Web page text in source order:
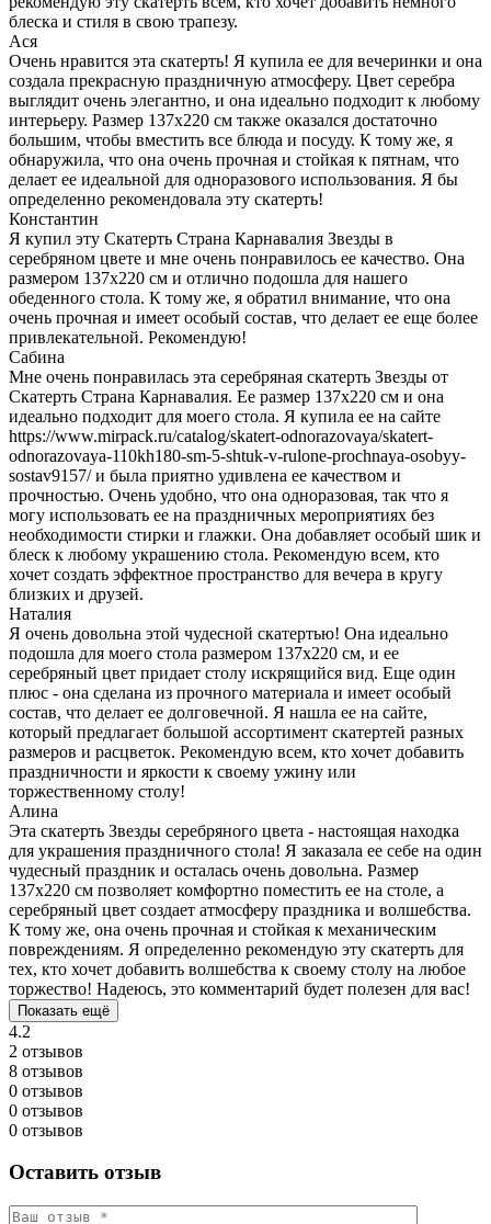
блеска и стиля в свою трапезу.
Ася
Очень нравится эта скатерть! Я купила ее для вечеринки и она
создала прекрасную праздничную атмосферу. Цвет серебра
выглядит очень элегантно, и она идеально подходит к любому
интерьеру. Размер 137х220 см также оказался достаточно
большим, чтобы вместить все блюда и посуду. К тому же, я
обнаружила, что она очень прочная и стойкая к пятнам, что
делает ее идеальной для одноразового использования. Я бы
определенно рекомендовала эту скатерть!
Константин
Я купил эту Скатерть Страна Карнавалия Звезды в
серебряном цвете и мне очень понравилось ее качество. Она
размером 137х220 см и отлично подошла для нашего
обеденного стола. К тому же, я обратил внимание, что она
очень прочная и имеет особый состав, что делает ее еще более
привлекательной. Рекомендую!
Сабина
Мне очень понравилась эта серебряная скатерть Звезды от
Скатерть Страна Карнавалия. Ее размер 137х220 см и она
идеально подходит для моего стола. Я купила ее на сайте
https://www.mirpack.ru/catalog/skatert-odnorazovaya/skatert-
odnorazovaya-110kh180-sm-5-shtuk-v-rulone-prochnaya-osobyy-
sostav9157/ и была приятно удивлена ее качеством и
прочностью. Очень удобно, что она одноразовая, так что я
могу использовать ее на праздничных мероприятиях без
необходимости стирки и глажки. Она добавляет особый шик и
блеск к любому украшению стола. Рекомендую всем, кто
хочет создать эффектное пространство для вечера в кругу
близких и друзей.
Наталия
Я очень довольна этой чудесной скатертью! Она идеально
подошла для моего стола размером 137х220 см, и ее
серебряный цвет придает столу искрящийся вид. Еще один
плюс - она сделана из прочного материала и имеет особый
состав, что делает ее долговечной. Я нашла ее на сайте,
который предлагает большой ассортимент скатертей разных
размеров и расцветок. Рекомендую всем, кто хочет добавить
праздничности и яркости к своему ужину или
торжественному столу!
Алина
Эта скатерть Звезды серебряного цвета - настоящая находка
для украшения праздничного стола! Я заказала ее себе на один
чудесный праздник и осталась очень довольна. Размер
137х220 см позволяет комфортно поместить ее на столе, а
серебряный цвет создает атмосферу праздника и волшебства.
К тому же, она очень прочная и стойкая к механическим
повреждениям. Я определенно рекомендую эту скатерть для
тех, кто хочет добавить волшебства к своему столу на любое
торжество! Надеюсь, это комментарий будет полезен для вас!
Показать ещё
4.2
2 отзывов
8 отзывов
0 отзывов
0 отзывов
0 отзывов
Оставить отзыв